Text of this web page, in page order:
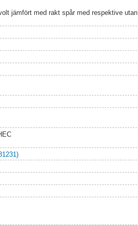
jämfört med rakt spår med respektive utan